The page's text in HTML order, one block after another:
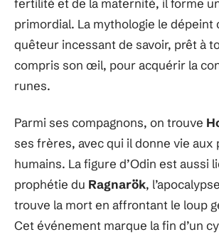
fertilité et de la maternité, il forme
primordial. La mythologie le dépeint
quêteur incessant de savoir, prêt à
compris son œil, pour acquérir la
runes.
Parmi ses compagnons, on trouve
ses frères, avec qui il donne vie aux
humains. La figure d’Odin est aussi
prophétie du Ragnarök,
trouve la mort en affrontant le loup
Cet événement marque la fin d’un